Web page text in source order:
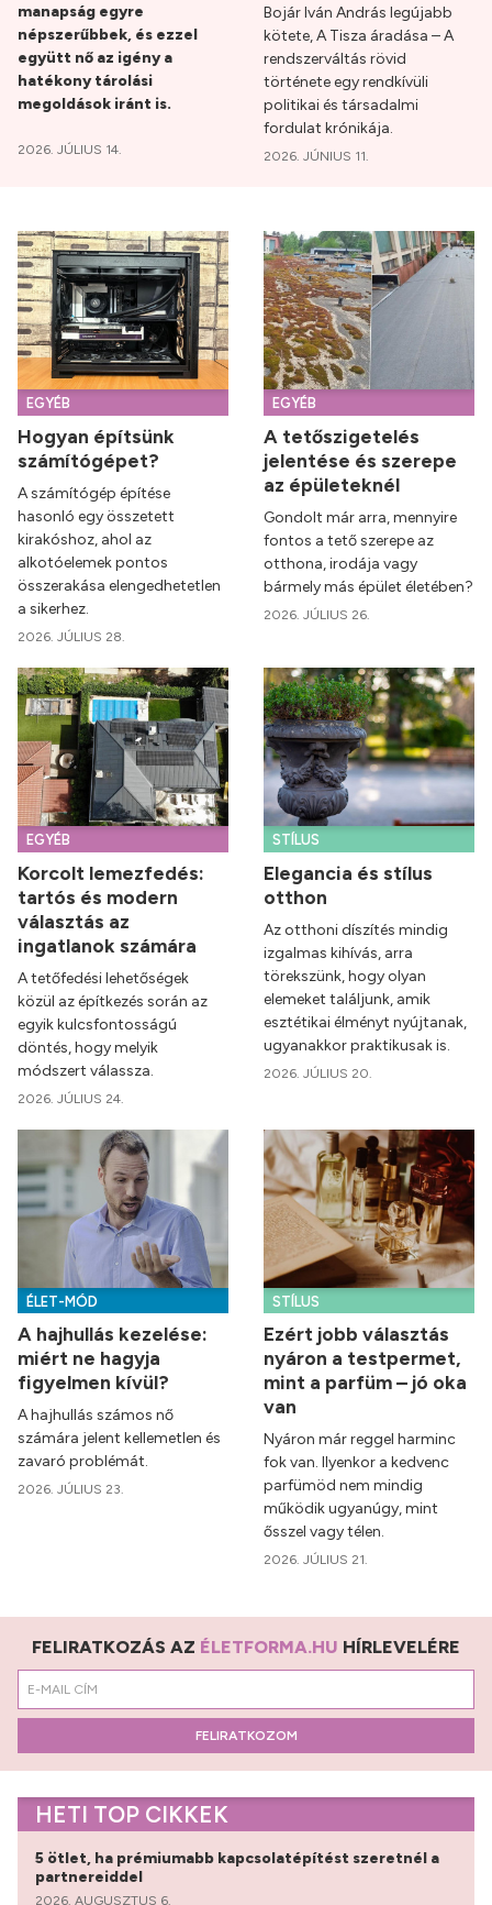
manapság egyre
népszerűbbek, és ezzel
együtt nő az igény a
hatékony tárolási
megoldások iránt is.
2026. JÚLIUS 14.
Bojár Iván András legújabb
kötete, A Tisza áradása – A
rendszerváltás rövid
története egy rendkívüli
politikai és társadalmi
fordulat krónikája.
2026. JÚNIUS 11.
EGYÉB
Hogyan építsünk
számítógépet?
A számítógép építése
hasonló egy összetett
kirakóshoz, ahol az
alkotóelemek pontos
összerakása elengedhetetlen
a sikerhez.
2026. JÚLIUS 28.
EGYÉB
A tetőszigetelés
jelentése és szerepe
az épületeknél
Gondolt már arra, mennyire
fontos a tető szerepe az
otthona, irodája vagy
bármely más épület életében?
2026. JÚLIUS 26.
EGYÉB
Korcolt lemezfedés:
tartós és modern
választás az
ingatlanok számára
A tetőfedési lehetőségek
közül az építkezés során az
egyik kulcsfontosságú
döntés, hogy melyik
módszert válassza.
2026. JÚLIUS 24.
STÍLUS
Elegancia és stílus
otthon
Az otthoni díszítés mindig
izgalmas kihívás, arra
törekszünk, hogy olyan
elemeket találjunk, amik
esztétikai élményt nyújtanak,
ugyanakkor praktikusak is.
2026. JÚLIUS 20.
ÉLET-MÓD
A hajhullás kezelése:
miért ne hagyja
figyelmen kívül?
A hajhullás számos nő
számára jelent kellemetlen és
zavaró problémát.
2026. JÚLIUS 23.
STÍLUS
Ezért jobb választás
nyáron a testpermet,
mint a parfüm – jó oka
van
Nyáron már reggel harminc
fok van. Ilyenkor a kedvenc
parfümöd nem mindig
működik ugyanúgy, mint
ősszel vagy télen.
2026. JÚLIUS 21.
FELIRATKOZÁS AZ ÉLETFORMA.HU HÍRLEVELÉRE
FELIRATKOZOM
HETI TOP CIKKEK
5 ötlet, ha prémiumabb kapcsolatépítést szeretnél a
partnereiddel
2026. AUGUSZTUS 6.